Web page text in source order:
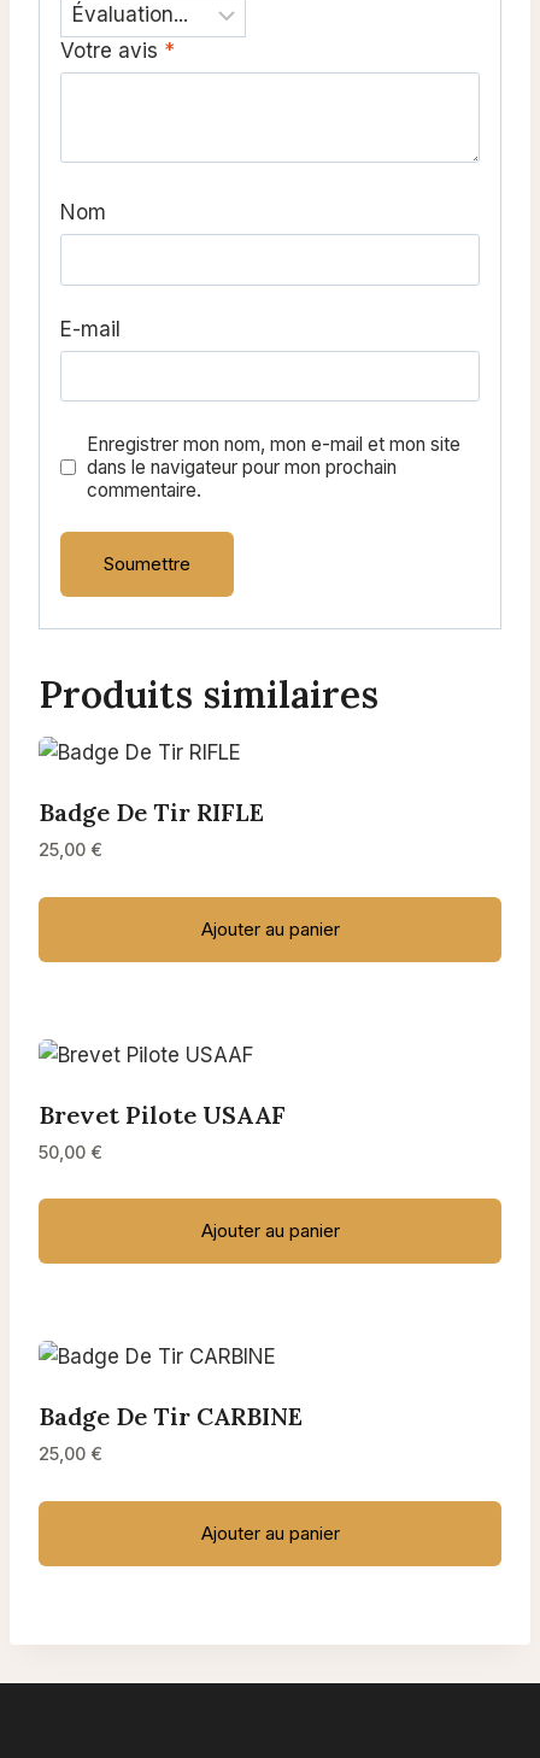
Votre avis *
Nom
E-mail
Enregistrer mon nom, mon e-mail et mon site
dans le navigateur pour mon prochain
commentaire.
Produits similaires
Badge De Tir RIFLE
25,00 €
Ajouter au panier
Brevet Pilote USAAF
50,00 €
Ajouter au panier
Badge De Tir CARBINE
25,00 €
Ajouter au panier